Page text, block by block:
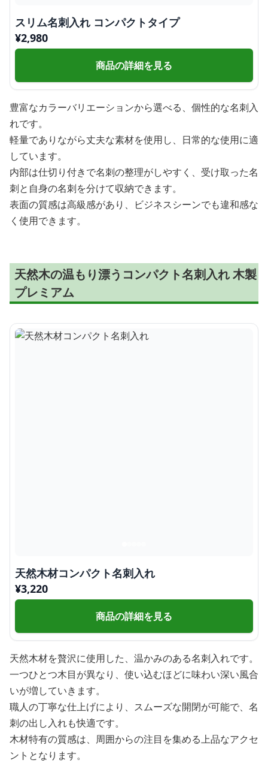
スリム名刺入れ コンパクトタイプ
¥2,980
商品の詳細を見る
豊富なカラーバリエーションから選べる、個性的な名刺入
れです。
軽量でありながら丈夫な素材を使用し、日常的な使用に適
しています。
内部は仕切り付きで名刺の整理がしやすく、受け取った名
刺と自身の名刺を分けて収納できます。
表面の質感は高級感があり、ビジネスシーンでも違和感な
く使用できます。
天然木の温もり漂うコンパクト名刺入れ 木製
プレミアム
天然木材コンパクト名刺入れ
¥3,220
商品の詳細を見る
天然木材を贅沢に使用した、温かみのある名刺入れです。
一つひとつ木目が異なり、使い込むほどに味わい深い風合
いが増していきます。
職人の丁寧な仕上げにより、スムーズな開閉が可能で、名
刺の出し入れも快適です。
木材特有の質感は、周囲からの注目を集める上品なアクセ
ントとなります。